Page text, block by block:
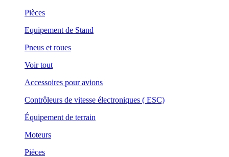
Pièces
Equipement de Stand
Pneus et roues
Voir tout
Accessoires pour avions
Contrôleurs de vitesse électroniques ( ESC)
Équipement de terrain
Moteurs
Pièces